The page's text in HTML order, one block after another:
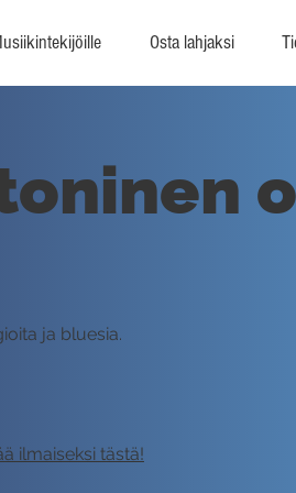
Osta lahjaksi
ja bluesia.
ilmaiseksi tästä!